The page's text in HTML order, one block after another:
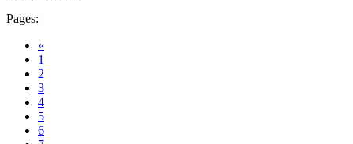
Pages:
«
1
2
3
4
5
6